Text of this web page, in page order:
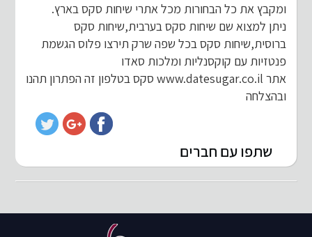
ומקבץ את כל הבחורות מכל אתרי שיחות סקס בארץ.
ניתן למצוא שם שיחות סקס בערבית,שיחות סקס
ברוסית,שיחות סקס בכל שפה שרק תירצו פלוס הגשמת
פנטזיות עם קוקסנליות ומלכות סאדו
אתר www.datesugar.co.il סקס בטלפון זה הפתרון תהנו
ובהצלחה
שתפו עם חברים